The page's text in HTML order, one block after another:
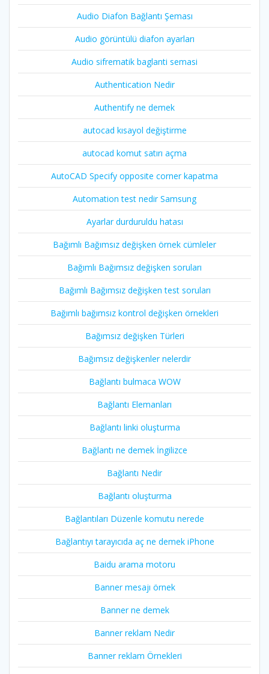
Audio Diafon Bağlantı Şeması
Audio görüntülü diafon ayarları
Audio sifrematik baglanti semasi
Authentication Nedir
Authentify ne demek
autocad kısayol değiştirme
autocad komut satırı açma
AutoCAD Specify opposite corner kapatma
Automation test nedir Samsung
Ayarlar durduruldu hatası
Bağımlı Bağımsız değişken örnek cümleler
Bağımlı Bağımsız değişken soruları
Bağımlı Bağımsız değişken test soruları
Bağımlı bağımsız kontrol değişken örnekleri
Bağımsız değişken Türleri
Bağımsız değişkenler nelerdir
Bağlantı bulmaca WOW
Bağlantı Elemanları
Bağlantı linki oluşturma
Bağlantı ne demek İngilizce
Bağlantı Nedir
Bağlantı oluşturma
Bağlantıları Düzenle komutu nerede
Bağlantıyı tarayıcıda aç ne demek iPhone
Baidu arama motoru
Banner mesajı örnek
Banner ne demek
Banner reklam Nedir
Banner reklam Örnekleri